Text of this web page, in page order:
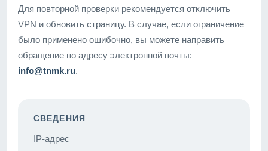
Для повторной проверки рекомендуется отключить
VPN и обновить страницу. В случае, если ограничение
было применено ошибочно, вы можете направить
обращение по адресу электронной почты:
info@tnmk.ru.
СВЕДЕНИЯ
IP-адрес